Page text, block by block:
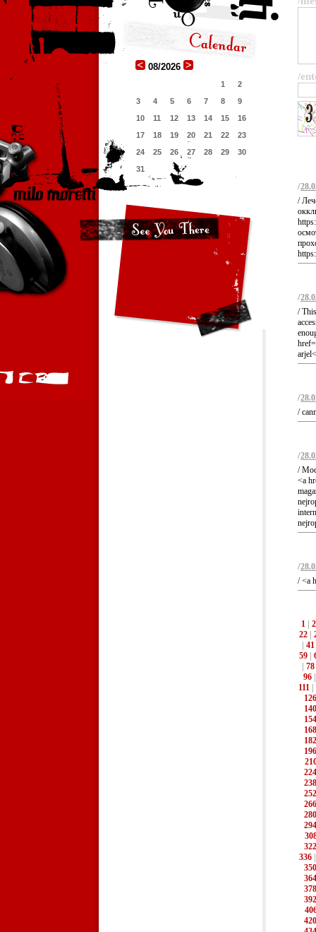
08/2026
1
2
3
4 5 6 7 8
9
10
11 12 13 14 15
16
17
18 19 20 21 22
23
24
25 26 27 28 29
30
31
/
/
/
/
/
/
/
/
/
<a
/
/ <a
1
2
22|
41
59|
78
96
111|
126
140
154
168
182
196
224
238
252
266
280
294
322
336
350
364
378
392
420